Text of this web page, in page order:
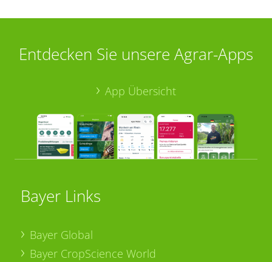
Entdecken Sie unsere Agrar-Apps
App Übersicht
Bayer Links
Bayer Global
Bayer CropScience World